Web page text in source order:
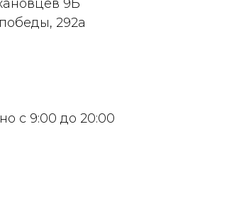
9Б
292а
с 9:00 до 20:00